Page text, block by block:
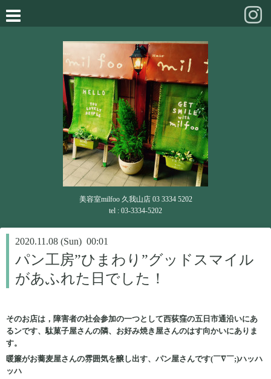
美容室milfoo 久我山店 03 3334 5202
tel : 03-3334-5202
2020.11.08 (Sun) 00:01
パン工房”ひまわり”グッドスマイル
があふれた日でした！
そのお店は，障害者の社会参加の一つとして西荻窪の五日市通沿いにあ
るンです、駄菓子屋さんの隣、お好み焼き屋さんのはす向かいにありま
す。
暖簾がお蕎麦屋さんの雰囲気を醸し出す、パン屋さんです(￣∇￣;)ハッハ
ッハ